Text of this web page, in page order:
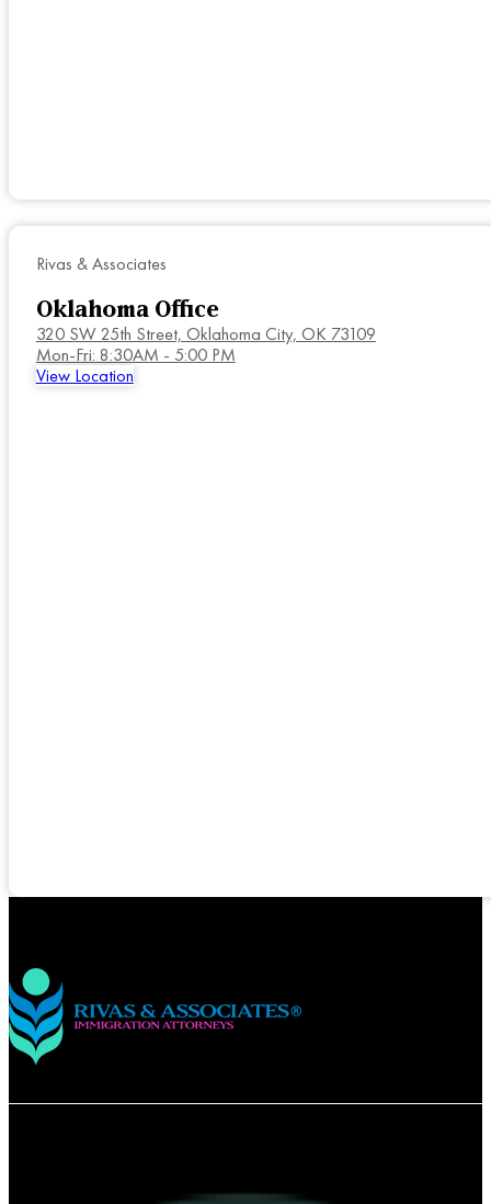
Rivas & Associates
Oklahoma Office
320 SW 25th Street, Oklahoma City, OK 73109
Mon-Fri: 8:30AM - 5:00 PM
View Location